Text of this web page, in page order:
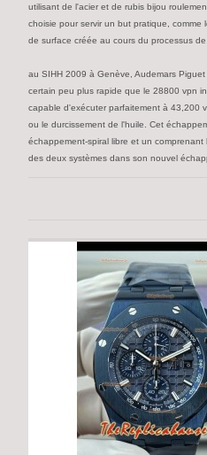
utilisant de l'acier et de rubis bijou
choisie pour servir un but pratique,
de surface créée au cours du processus
au SIHH 2009 à Genève, Audemars
certain peu plus rapide que le 28800 vpn
capable d'exécuter parfaitement à 43,200
ou le durcissement de l'huile. Cet
échappement-spiral libre et un
des deux systèmes dans son nouvel